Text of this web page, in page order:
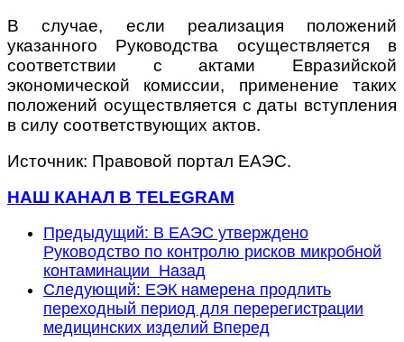
В случае, если реализация положений
указанного Руководства осуществляется в
соответствии с актами Евразийской
экономической комиссии, применение таких
положений осуществляется с даты вступления
в силу соответствующих актов.
Источник: Правовой портал ЕАЭС.
НАШ КАНАЛ В TELEGRAM
Предыдущий: В ЕАЭС утверждено
Руководство по контролю рисков микробной
контаминации Назад
Следующий: ЕЭК намерена продлить
переходный период для перерегистрации
медицинских изделий Вперед